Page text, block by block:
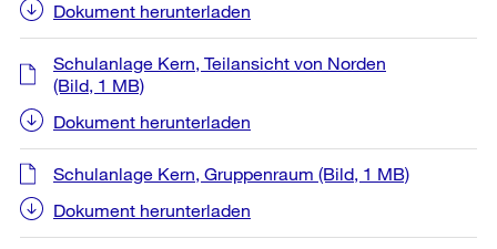
Dokument herunterladen
Schulanlage Kern, Teilansicht von Norden
(Bild, 1 MB)
Dokument herunterladen
Schulanlage Kern, Gruppenraum (Bild, 1 MB)
Dokument herunterladen